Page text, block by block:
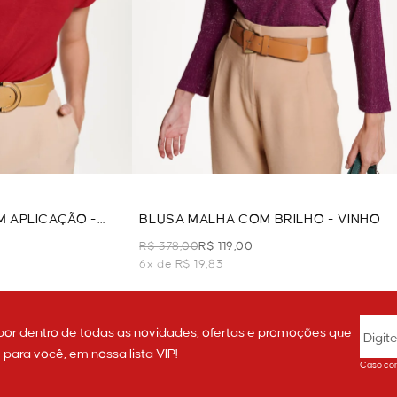
APLICAÇÃO -
BLUSA MALHA COM BRILHO - VINHO
R$ 378,00R$ 119,00
6x de R$ 19,83
dentro de todas as novidades, ofertas e promoções que
você, em nossa lista VIP!
Caso